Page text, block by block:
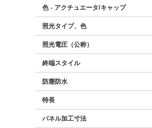
色 - アクチュエータ/キャップ
照光タイプ、色
照光電圧（公称）
終端スタイル
防塵防水
特長
パネル加工寸法